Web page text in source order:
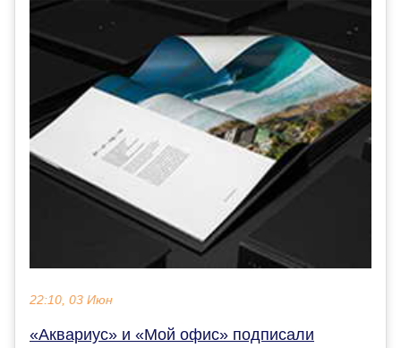
22:10, 03 Июн
«Аквариус» и «Мой офис» подписали